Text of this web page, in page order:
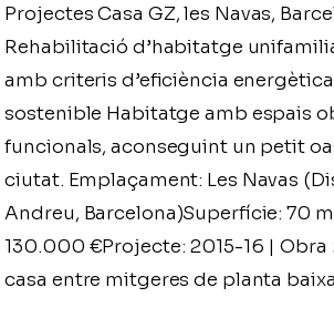
Projectes Casa GZ, les Navas,
Rehabilitació d’habitatge
amb criteris d’eficiència
sostenible Habitatge amb espais
funcionals, aconseguint un petit
ciutat. Emplaçament: Les Navas
Andreu, Barcelona)Superfície: 70
130.000 €Projecte: 2015-16 | Obra
casa entre mitgeres de planta